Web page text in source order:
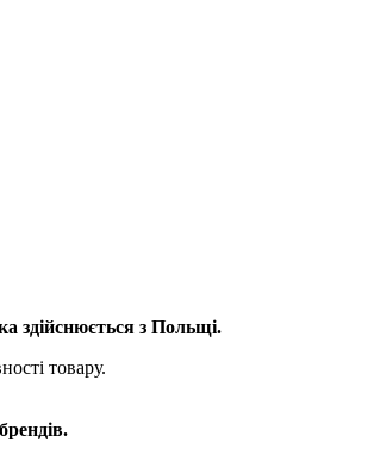
здійснюється з Польщі.
товару.